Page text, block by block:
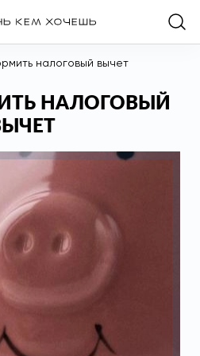
налоговый вычет
НАЛОГОВЫЙ